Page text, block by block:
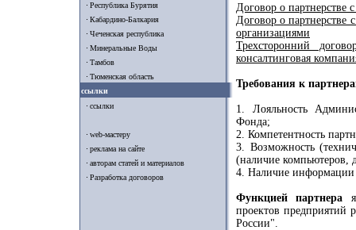
Республика Бурятия
Кабардино-Балкария
Чеченская республика
Минеральные Воды
Тамбов
Тюменская область
ссылки
ссылки
web-мастеру
реклама на сайте
авторам статей и материалов
Разработка договоров
Договор о партнерстве
Договор о партнерстве
организациями
Трехсторонний
консалтинговая
Требования к
1. Лояльность
Фонда;
2. Компетентность
3. Возможность
(наличие компьютеров,
4. Наличие
Функцией партнера
проектов предприятий
России".